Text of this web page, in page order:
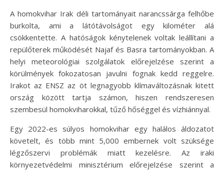
A homokvihar Irak déli tartományait narancssárga felhőbe
burkolta, ami a látótávolságot egy kilométer alá
csökkentette. A hatóságok kénytelenek voltak leállítani a
repülőterek működését Najaf és Basra tartományokban. A
helyi meteorológiai szolgálatok előrejelzése szerint a
körülmények fokozatosan javulni fognak kedd reggelre.
Irakot az ENSZ az öt legnagyobb klímaváltozásnak kitett
ország között tartja számon, hiszen rendszeresen
szembesül homokviharokkal, tűző hőséggel és vízhiánnyal.
Egy 2022-es súlyos homokvihar egy halálos áldozatot
követelt, és több mint 5,000 embernek volt szüksége
légzőszervi problémák miatt kezelésre. Az iraki
környezetvédelmi minisztérium előrejelzése szerint a